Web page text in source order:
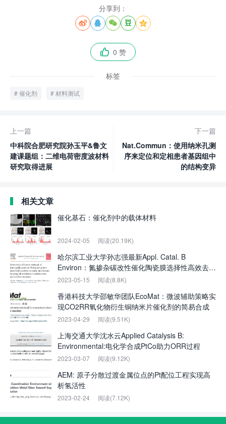
分享到：
    
 0 赞
标签
催化剂 材料测试
上一篇
中科院合肥研究院孙玉平&鲁文
建课题组：二维电荷密度波材料
研究取得进展
下一篇
Nat.Commun：使用纳米孔测
序来定位和定相患者基因组中
的结构变异
相关文章
催化基石：催化剂中的载体材料
2024-02-05 阅读(20.19K)
哈尔滨工业大学孙志强最新Appl. Catal. B
Environ：氮掺杂碳改性催化陶瓷膜选择性高效去除
微污染物
2023-05-15 阅读(8.8K)
香港科技大学邵敏华团队EcoMat：微波辅助策略实
现CO2RR氧化物衍生铜纳米片催化剂的简易合成
2023-04-29 阅读(9.51K)
上海交通大学沈水云Applied Catalysis B:
Environmental:电化学合成PtCo助力ORR过程
2023-03-07 阅读(9.12K)
AEM: 原子分散过渡金属位点的Pt配位工程实现高
析氢活性
2023-02-24 阅读(7.12K)